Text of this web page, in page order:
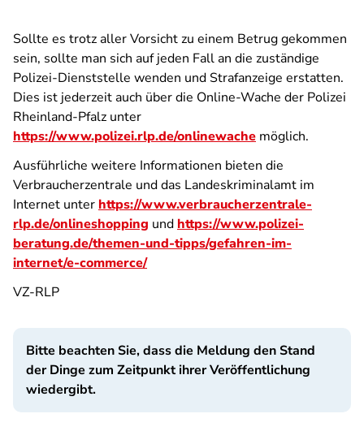
Sollte es trotz aller Vorsicht zu einem Betrug gekommen
sein, sollte man sich auf jeden Fall an die zuständige
Polizei-Dienststelle wenden und Strafanzeige erstatten.
Dies ist jederzeit auch über die Online-Wache der Polizei
Rheinland-Pfalz unter
https://www.polizei.rlp.de/onlinewache möglich.
Ausführliche weitere Informationen bieten die
Verbraucherzentrale und das Landeskriminalamt im
Internet unter https://www.verbraucherzentrale-
rlp.de/onlineshopping und https://www.polizei-
beratung.de/themen-und-tipps/gefahren-im-
internet/e-commerce/
VZ-RLP
Bitte beachten Sie, dass die Meldung den Stand
der Dinge zum Zeitpunkt ihrer Veröffentlichung
wiedergibt.